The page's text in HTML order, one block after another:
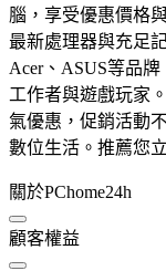
腦，享受優惠價格
最新處理器與充足
Acer、ASUS等品
工作者與遊戲玩家
氣優惠，促銷活動
數位生活。推薦您
關於PChome24h
顧客權益